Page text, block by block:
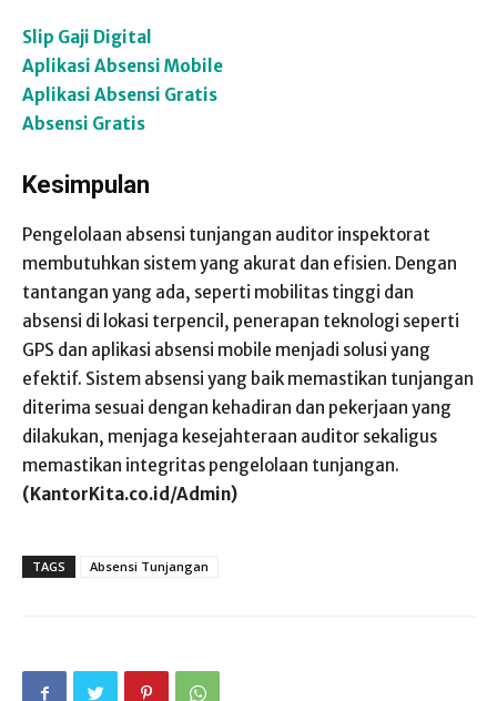
Slip Gaji Digital
Aplikasi Absensi Mobile
Aplikasi Absensi Gratis
Absensi Gratis
Kesimpulan
Pengelolaan absensi tunjangan auditor inspektorat
membutuhkan sistem yang akurat dan efisien. Dengan
tantangan yang ada, seperti mobilitas tinggi dan
absensi di lokasi terpencil, penerapan teknologi seperti
GPS dan aplikasi absensi mobile menjadi solusi yang
efektif. Sistem absensi yang baik memastikan tunjangan
diterima sesuai dengan kehadiran dan pekerjaan yang
dilakukan, menjaga kesejahteraan auditor sekaligus
memastikan integritas pengelolaan tunjangan.
(KantorKita.co.id/Admin)
TAGS Absensi Tunjangan